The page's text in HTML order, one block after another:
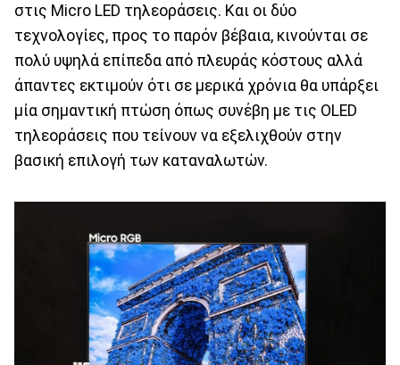
στις Micro LED τηλεοράσεις. Και οι δύο
τεχνολογίες, προς το παρόν βέβαια, κινούνται σε
πολύ υψηλά επίπεδα από πλευράς κόστους αλλά
άπαντες εκτιμούν ότι σε μερικά χρόνια θα υπάρξει
μία σημαντική πτώση όπως συνέβη με τις OLED
τηλεοράσεις που τείνουν να εξελιχθούν στην
βασική επιλογή των καταναλωτών.